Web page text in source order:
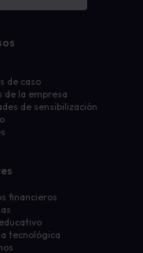
de caso
de la empresa
de sensibilización
financieros
tecnológica